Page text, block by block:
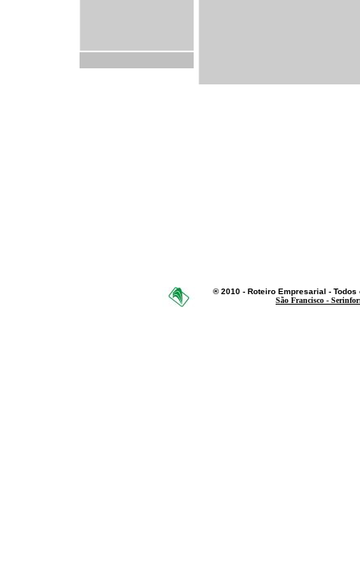
® 2010 - Roteiro Empresarial - Todos
São Francisco -